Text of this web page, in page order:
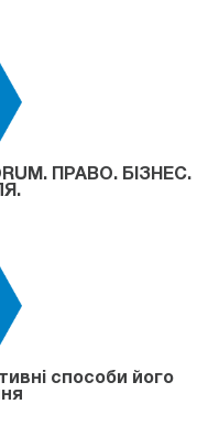
ПРАВО. БІЗНЕС.
способи його